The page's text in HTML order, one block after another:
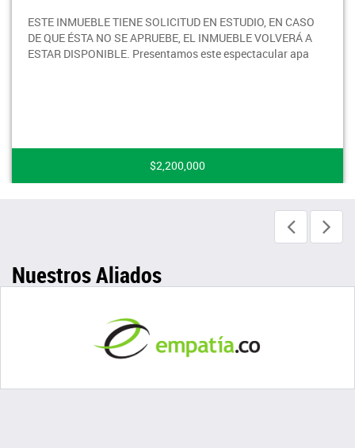
ESTE INMUEBLE TIENE SOLICITUD EN ESTUDIO, EN CASO
DE QUE ÉSTA NO SE APRUEBE, EL INMUEBLE VOLVERÁ A
ESTAR DISPONIBLE. Presentamos este espectacular apa
$2,200,000
Nuestros Aliados